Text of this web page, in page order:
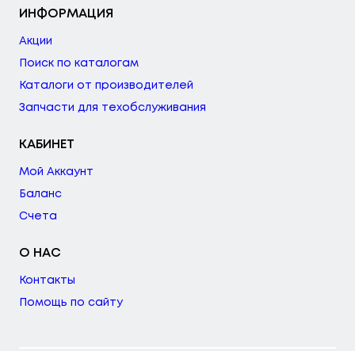
ИНФОРМАЦИЯ
Акции
Поиск по каталогам
Каталоги от производителей
Запчасти для техобслуживания
КАБИНЕТ
Мой Аккаунт
Баланс
Счета
О НАС
Контакты
Помощь по сайту